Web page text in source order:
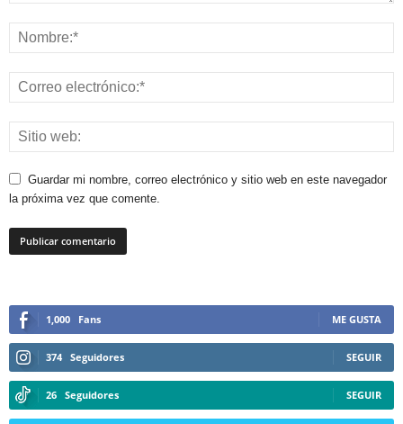
Guardar mi nombre, correo electrónico y sitio web en este navegador
la próxima vez que comente.
1,000 Fans ME GUSTA
374 Seguidores SEGUIR
26 Seguidores SEGUIR